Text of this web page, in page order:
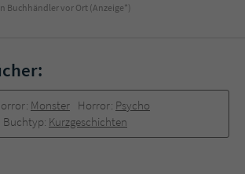
Buchhändler vor Ort (Anzeige*)
Monster Horror: Psycho
Buchtyp: Kurzgeschichten